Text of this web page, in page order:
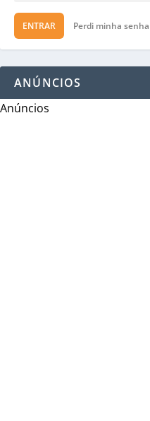
ENTRAR Perdi minha senha
ANÚNCIOS
Anúncios